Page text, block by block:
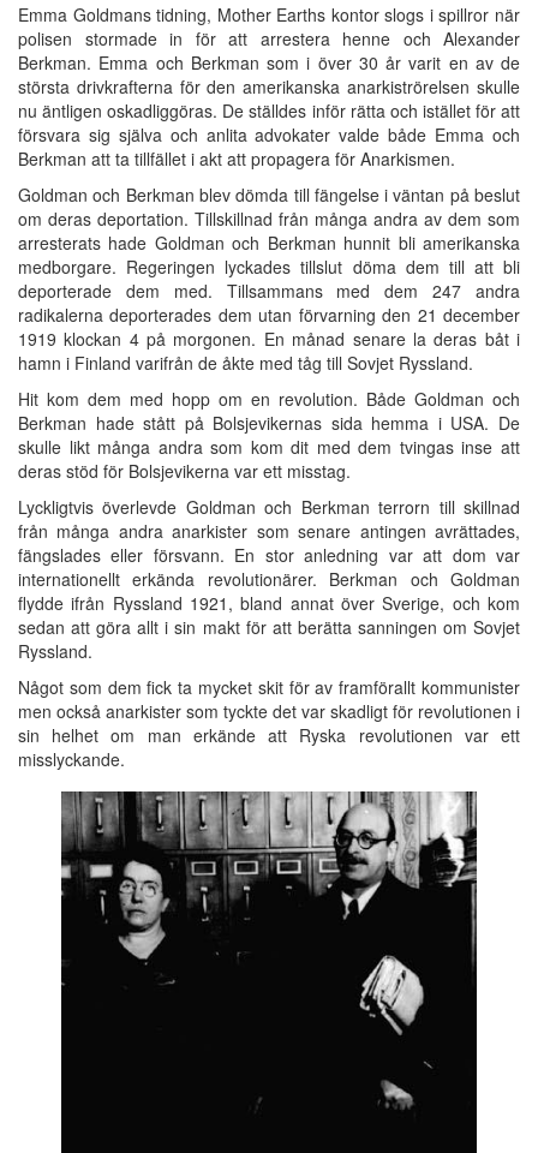
Emma Goldmans tidning, Mother Earths kontor slogs i spillror när
polisen stormade in för att arrestera henne och Alexander
Berkman. Emma och Berkman som i över 30 år varit en av de
största drivkrafterna för den amerikanska anarkiströrelsen skulle
nu äntligen oskadliggöras. De ställdes inför rätta och istället för att
försvara sig själva och anlita advokater valde både Emma och
Berkman att ta tillfället i akt att propagera för Anarkismen.
Goldman och Berkman blev dömda till fängelse i väntan på beslut
om deras deportation. Tillskillnad från många andra av dem som
arresterats hade Goldman och Berkman hunnit bli amerikanska
medborgare. Regeringen lyckades tillslut döma dem till att bli
deporterade dem med. Tillsammans med dem 247 andra
radikalerna deporterades dem utan förvarning den 21 december
1919 klockan 4 på morgonen. En månad senare la deras båt i
hamn i Finland varifrån de åkte med tåg till Sovjet Ryssland.
Hit kom dem med hopp om en revolution. Både Goldman och
Berkman hade stått på Bolsjevikernas sida hemma i USA. De
skulle likt många andra som kom dit med dem tvingas inse att
deras stöd för Bolsjevikerna var ett misstag.
Lyckligtvis överlevde Goldman och Berkman terrorn till skillnad
från många andra anarkister som senare antingen avrättades,
fängslades eller försvann. En stor anledning var att dom var
internationellt erkända revolutionärer. Berkman och Goldman
flydde ifrån Ryssland 1921, bland annat över Sverige, och kom
sedan att göra allt i sin makt för att berätta sanningen om Sovjet
Ryssland.
Något som dem fick ta mycket skit för av framförallt kommunister
men också anarkister som tyckte det var skadligt för revolutionen i
sin helhet om man erkände att Ryska revolutionen var ett
misslyckande.